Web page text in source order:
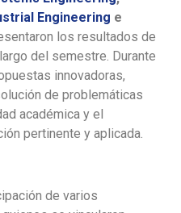
Engineering e
los resultados de
del semestre. Durante
innovadoras,
de problemáticas
académica y el
pertinente y aplicada.
de varios